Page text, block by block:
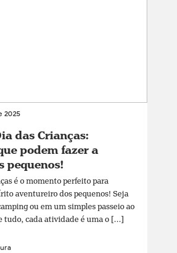
2025
das Crianças:
podem fazer a
pequenos!
é o momento perfeito para
aventureiro dos pequenos! Seja
ou em um simples passeio ao
tudo, cada atividade é uma o [...]